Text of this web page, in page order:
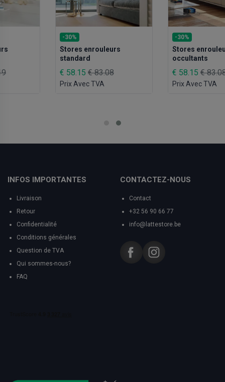
Stores enrouleurs
€ 83.08
Stores enrouleurs
€ 83.08
INFOS IMPORTANTES
Livraison
Retour
Confidentialité
Conditions générales
Question de TVA
Qui sommes-nous?
FAQ
CONTACTEZ-NOUS
Contact
+32 56 90 66 77
info@lattestore.be